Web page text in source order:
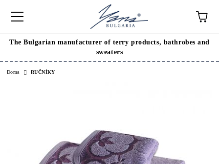
The Bulgarian manufacturer of terry products, bathrobes and
sweaters
Doma RUČNÍKY